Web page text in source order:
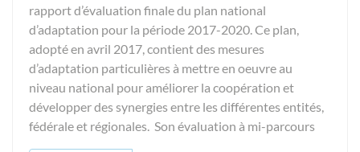
rapport d’évaluation finale du plan national
d’adaptation pour la période 2017-2020. Ce plan,
adopté en avril 2017, contient des mesures
d’adaptation particulières à mettre en oeuvre au
niveau national pour améliorer la coopération et
développer des synergies entre les différentes entités,
fédérale et régionales. Son évaluation à mi-parcours